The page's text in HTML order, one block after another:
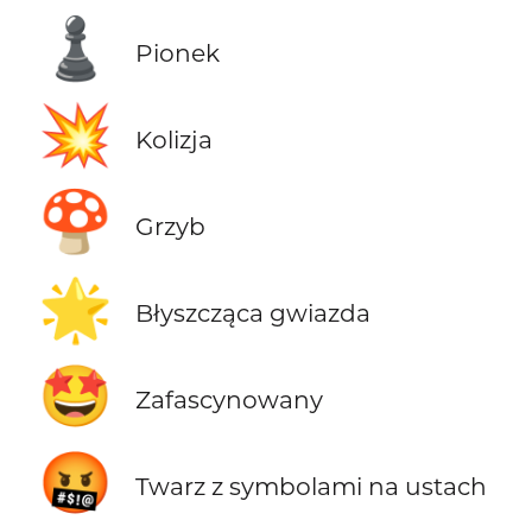
♟️ Pionek
💥 Kolizja
🍄 Grzyb
🌟 Błyszcząca gwiazda
🤩 Zafascynowany
🤬 Twarz z symbolami na ustach